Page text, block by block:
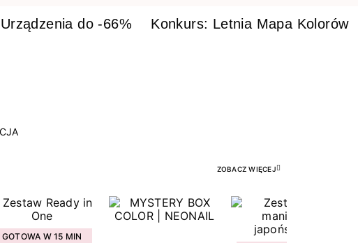
Urządzenia do -66% Konkurs: Letnia Mapa Kolorów
ZOBACZ WIĘCEJ
GOTOWA W 15 MIN